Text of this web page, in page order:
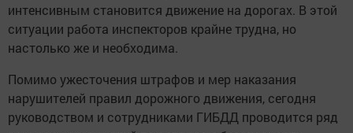
интенсивным становится движение на дорогах. В этой
ситуации работа инспекторов крайне трудна, но
настолько же и необходима.
Помимо ужесточения штрафов и мер наказания
нарушителей правил дорожного движения, сегодня
руководством и сотрудниками ГИБДД проводится ряд